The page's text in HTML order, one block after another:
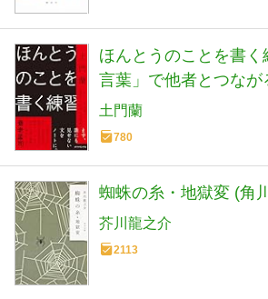
ほんとうのことを書
言葉」で他者とつなが
土門蘭
780
蜘蛛の糸・地獄変 (角
芥川龍之介
2113